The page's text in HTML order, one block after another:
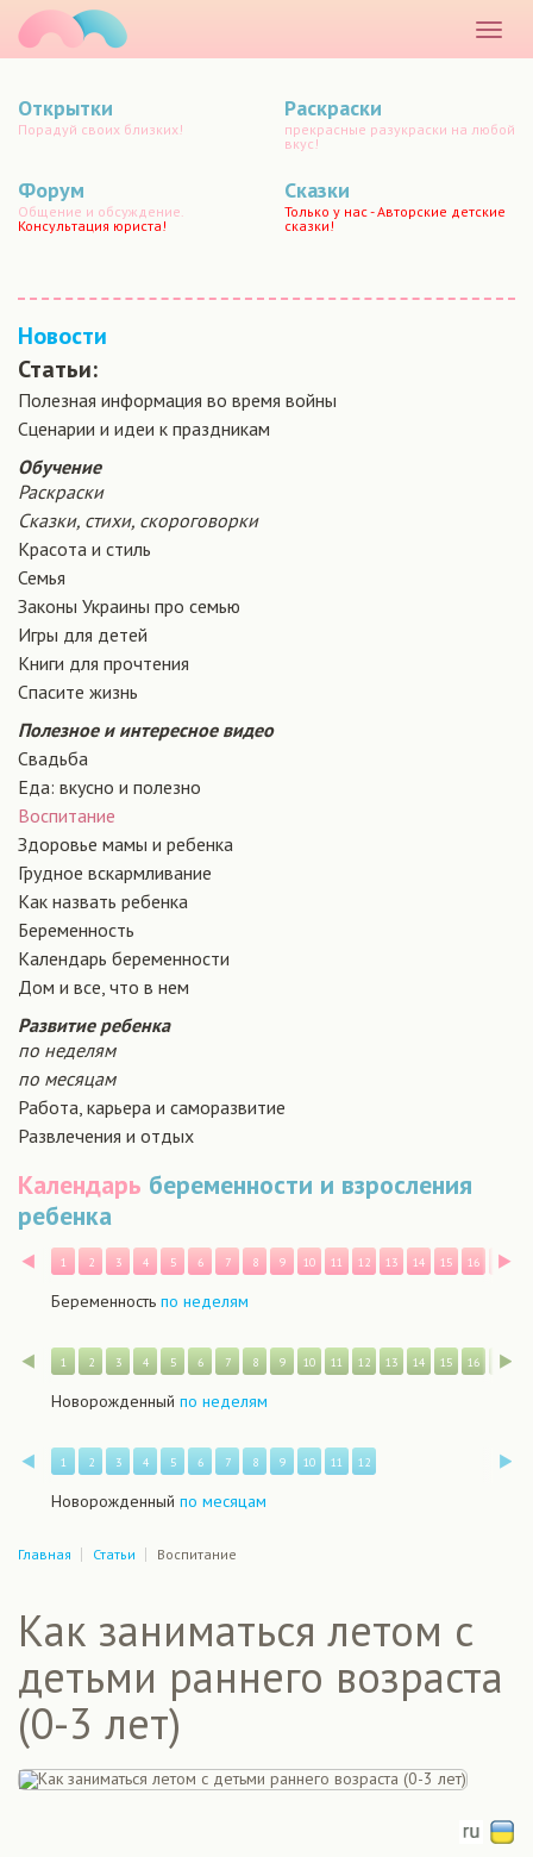
меню
Открытки
Порадуй своих близких!
Раскраски
прекрасные разукраски на любой
вкус!
Форум
Общение и обсуждение.
Консультация юриста!
Сказки
Только у нас - Авторские детские
сказки!
Новости
Статьи:
Полезная информация во время войны
Сценарии и идеи к праздникам
Обучение
Раскраски
Сказки, стихи, скороговорки
Красота и стиль
Семья
Законы Украины про семью
Игры для детей
Книги для прочтения
Спасите жизнь
Полезное и интересное видео
Свадьба
Еда: вкусно и полезно
Воспитание
Здоровье мамы и ребенка
Грудное вскармливание
Как назвать ребенка
Беременность
Календарь беременности
Дом и все, что в нем
Развитие ребенка
по неделям
по месяцам
Работа, карьера и саморазвитие
Развлечения и отдых
Календарь беременности и взросления
ребенка
Назад
1 2 3 4 5 6 7 8 9 10 11 12 13 14 15 16 17
Беременность по неделям
Назад
1 2 3 4 5 6 7 8 9 10 11 12 13 14 15 16 17
Новорожденный по неделям
Назад
1 2 3 4 5 6 7 8 9 10 11 12
Новорожденный по месяцам
Главная Статьи Воспитание
Как заниматься летом с
детьми раннего возраста
(0-3 лет)